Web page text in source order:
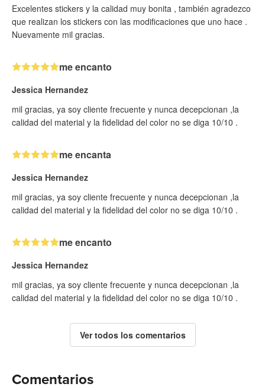
Excelentes stickers y la calidad muy bonita , también agradezco
que realizan los stickers con las modificaciones que uno hace .
Nuevamente mil gracias.
me encanto
Jessica Hernandez
mil gracias, ya soy cliente frecuente y nunca decepcionan ,la
calidad del material y la fidelidad del color no se diga 10/10 .
me encanta
Jessica Hernandez
mil gracias, ya soy cliente frecuente y nunca decepcionan ,la
calidad del material y la fidelidad del color no se diga 10/10 .
me encanto
Jessica Hernandez
mil gracias, ya soy cliente frecuente y nunca decepcionan ,la
calidad del material y la fidelidad del color no se diga 10/10 .
Ver todos los comentarios
Comentarios